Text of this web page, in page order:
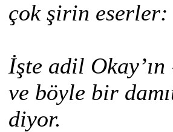
çok şirin eserler:
İşte adil
ve böyle bir
diyor.